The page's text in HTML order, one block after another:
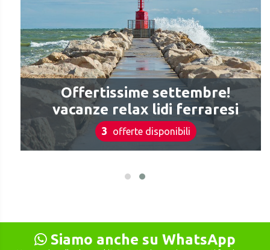
Offertissime settembre!
vacanze relax lidi ferraresi
offerte disponibili
Siamo anche su WhatsApp